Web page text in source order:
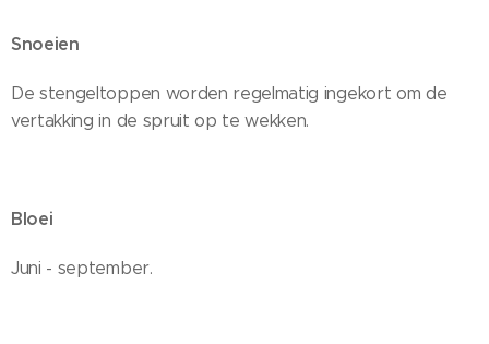
Snoeien
De stengeltoppen worden regelmatig ingekort om de
vertakking in de spruit op te wekken.
Bloei
Juni - september.